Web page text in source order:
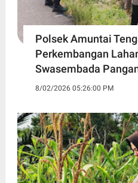
Polsek Amuntai
Perkembangan
Swasembada
8/02/2026 05:26:00 PM